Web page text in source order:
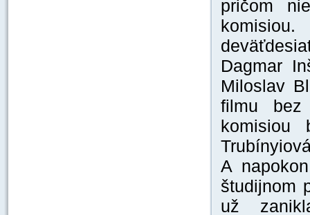
pričom
Dagmar
Miloslav
filmu bez
komisiou
A
študijnom
už